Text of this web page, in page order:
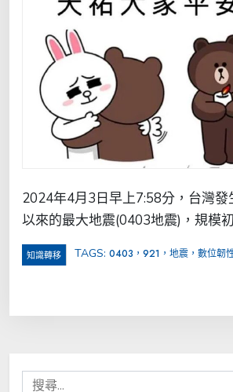
2024年4月3日早上7:58分，台灣發
以來的最大地震(0403地震)，規模
知識轉移 TAGS: 0403，921，地震，數位韌
搜